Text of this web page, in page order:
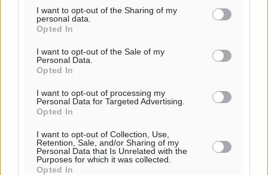
I want to opt-out of the Sharing of my
personal data.
Opted In
I want to opt-out of the Sale of my
Personal Data.
Opted In
I want to opt-out of processing my
Personal Data for Targeted Advertising.
Opted In
I want to opt-out of Collection, Use,
Retention, Sale, and/or Sharing of my
Personal Data that Is Unrelated with the
Purposes for which it was collected.
Opted In
Ροή ειδήσεων